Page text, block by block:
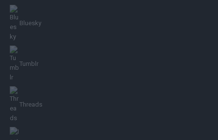
Bluesky
Tumblr
Threads